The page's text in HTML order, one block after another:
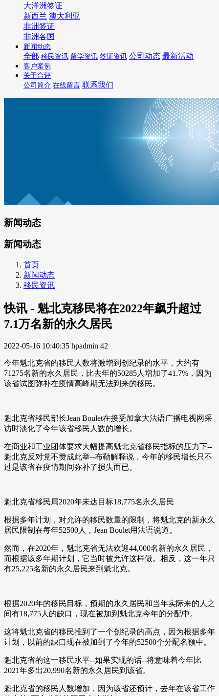
大洋洲签证
新西兰 澳大利亚
非洲签证
非洲各国
新闻动态
全部 移民资讯 留学资讯 签证资讯 公司动态 最新活动
客户案例
关于合评
公司简介 在线留言 联系我们
新闻动态
新闻动态
首页
新闻动态
移民资讯
快讯 - 魁北克移民将在2022年飙升超过
7.1万名新的永久居民
2022-05-16 10:40:35 hpadmin 42
今年魁北克省的移民人数将激增到创纪录的水平，大约有
71275名新的永久居民，比去年的50285人增加了41.7%，因为
该省试图弥补在疫情高峰期无法到来的移民。
魁北克省移民部长Jean Boulet在接受加拿大法语广播电视网采
访时淡化了今年该省移民人数的增长。
在商业和工业团体要求大幅提高魁北克省移民指标的压力下--
魁北克反对党不赞成此举--布勒解释说，今年的移民增长只不
过是该省在疫情期间弥补了损失而已。
魁北克省移民局2020年未达目标18,775名永久居民
根据多年计划，对允许的移民数量的限制，将魁北克的新永久
居民限制在每年52500人，Jean Boulet用法语说道。
然而，在2020年，魁北克省无法欢迎44,000名新的永久居民，
而根据该多年期计划，它当时被允许这样做。相反，这一年只
有25,225名新的永久居民来到魁北克。
根据2020年的移民目标，预期的永久居民和当年实际来的人之
间有18,775人的缺口，现在被加到魁北克今年的分配中。
这将魁北克省的移民推到了一个创纪录的高点，因为根据多年
计划，以前的缺口现在被加到了今年的52500个分配名额中。
魁北克省的这一移民水平--如果实现的话--将意味着今年比
2021年多出20,990名新的永久居民到该省。
魁北克省的移民人数增加，因为该省还预计，去年在该省工作